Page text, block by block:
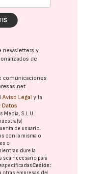
newsletters y
de
comunicaciones
Aviso Legal y la
Datos
Media, S.L.U.
de usuario.
con la misma o
o
dure la
necesario para
Cesión: